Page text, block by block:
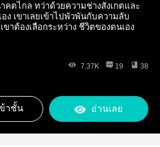
าคตไกล ทว่าด้วยความช่างสังเกตและ
ง เขาเลยเข้าไปพัวพันกับความลับ
าต้องเลือกระหว่าง ชีวิตของตนเอง
7.37K 19 38
ข้าชั้น อ่านเลย